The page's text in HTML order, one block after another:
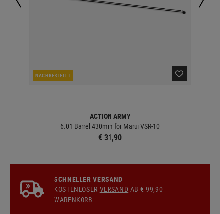
NACHBESTELLT
ACTION ARMY
6.01 Barrel 430mm for Marui VSR-10
€ 31,90
SCHNELLER VERSAND
KOSTENLOSER VERSAND AB € 99,90
WARENKORB